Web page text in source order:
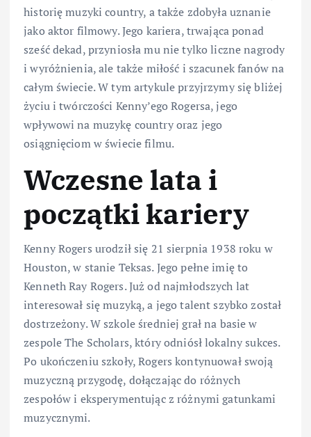
historię muzyki country, a także zdobyła uznanie
jako aktor filmowy. Jego kariera, trwająca ponad
sześć dekad, przyniosła mu nie tylko liczne nagrody
i wyróżnienia, ale także miłość i szacunek fanów na
całym świecie. W tym artykule przyjrzymy się bliżej
życiu i twórczości Kenny’ego Rogersa, jego
wpływowi na muzykę country oraz jego
osiągnięciom w świecie filmu.
Wczesne lata i
początki kariery
Kenny Rogers urodził się 21 sierpnia 1938 roku w
Houston, w stanie Teksas. Jego pełne imię to
Kenneth Ray Rogers. Już od najmłodszych lat
interesował się muzyką, a jego talent szybko został
dostrzeżony. W szkole średniej grał na basie w
zespole The Scholars, który odniósł lokalny sukces.
Po ukończeniu szkoły, Rogers kontynuował swoją
muzyczną przygodę, dołączając do różnych
zespołów i eksperymentując z różnymi gatunkami
muzycznymi.